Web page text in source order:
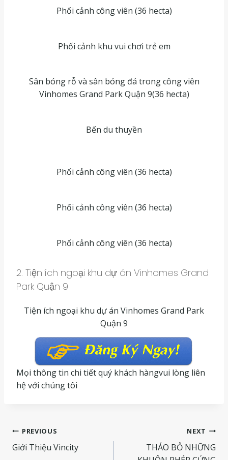
Phối cảnh công viên (36 hecta)
Phối cảnh khu vui chơi trẻ em
Sân bóng rỗ và sân bóng đá trong công viên
Vinhomes Grand Park Quận 9(36 hecta)
Bến du thuyền
Phối cảnh công viên (36 hecta)
Phối cảnh công viên (36 hecta)
Phối cảnh công viên (36 hecta)
2. Tiện ích ngoại khu dự án Vinhomes Grand
Park Quận 9
Tiện ích ngoại khu dự án Vinhomes Grand Park
Quận 9
Mọi thông tin chi tiết quý khách hàngvui lòng liên
hệ với chúng tôi
Điều
PREVIOUS
Giới Thiệu Vincity
NEXT
THÁO BỎ NHỮNG